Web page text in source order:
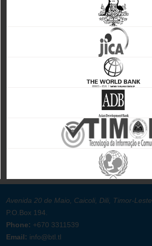
Avenida 20 de Maio, Caicoli, Dili, Timor-Leste
P.O.Box 194.
Phone: +670 3311539
Email: info@btl.tl